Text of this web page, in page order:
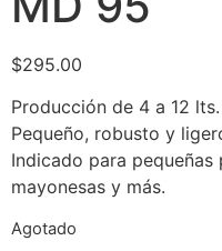
$295.00
Producción de 4 a 12 lts.
Pequeño, robusto y
Indicado para pequeñas
mayonesas y más.
Agotado